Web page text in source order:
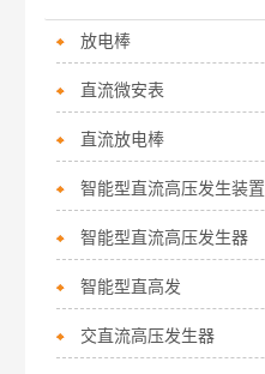
放电棒
直流微安表
直流放电棒
智能型直流高压发生装置
智能型直流高压发生器
智能型直高发
交直流高压发生器